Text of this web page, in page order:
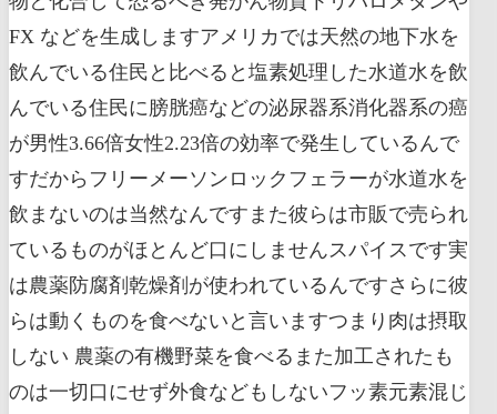
FX などを生成しますアメリカでは天然の地下水を
飲んでいる住民と比べると塩素処理した水道水を飲
んでいる住民に膀胱癌などの泌尿器系消化器系の癌
が男性3.66倍女性2.23倍の効率で発生しているんで
すだからフリーメーソンロックフェラーが水道水を
飲まないのは当然なんですまた彼らは市販で売られ
ているものがほとんど口にしませんスパイスです実
は農薬防腐剤乾燥剤が使われているんですさらに彼
らは動くものを食べないと言いますつまり肉は摂取
しない 農薬の有機野菜を食べるまた加工されたも
のは一切口にせず外食などもしないフッ素元素混じ